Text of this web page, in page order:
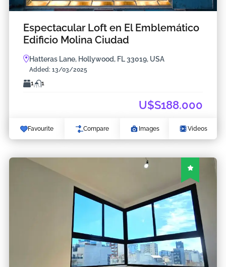
Espectacular Loft en El Emblemático
Edificio Molina Ciudad
Hatteras Lane, Hollywood, FL 33019, USA
Added: 13/03/2025
1
1
U$S188.000
Favourite Compare Images Videos